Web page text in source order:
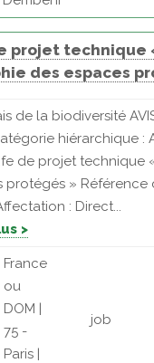
projet technique
des espaces
de la biodiversité
hiérarchique :
de projet technique
protégés » Référence
: Direct...
>
France
ou
DOM |
75 -
Paris |
job